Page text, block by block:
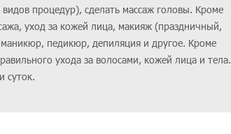
процедур), сделать массаж головы. Кроме
уход за кожей лица, макияж (праздничный,
педикюр, депиляция и другое. Кроме
ухода за волосами, кожей лица и тела.
суток.